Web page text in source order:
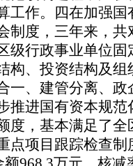
工作。 四在加强国
制度，三年来，共
级行政事业单位
构、投资结构及
一、建管分离、
推进国有资本规
度，基本满足了
点项目跟踪检查